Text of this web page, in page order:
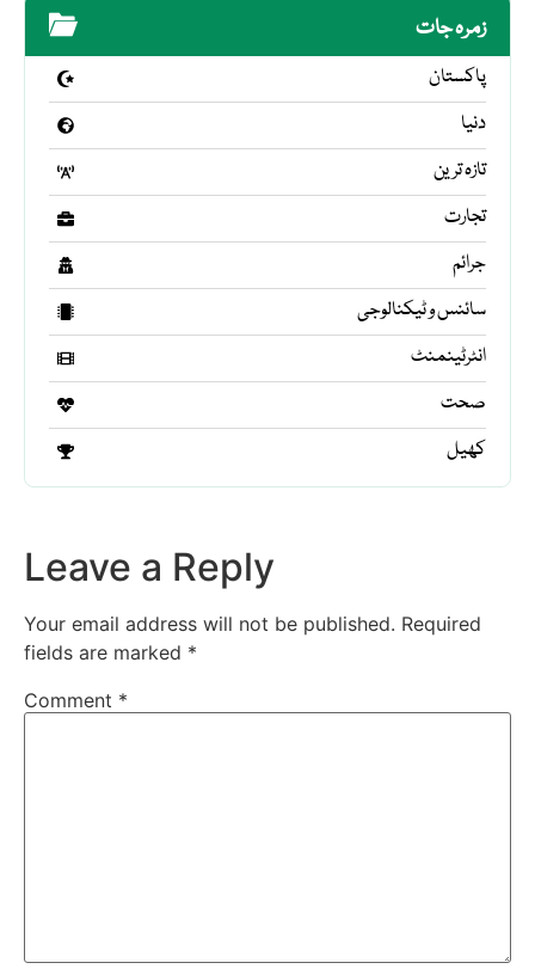
زمرہ جات
پاکستان
دنیا
تازہ ترین
تجارت
جرائم
سائنس و ٹیکنالوجی
انٹرٹینمنٹ
صحت
کھیل
Leave a Reply
Your email address will not be published. Required
fields are marked *
Comment *